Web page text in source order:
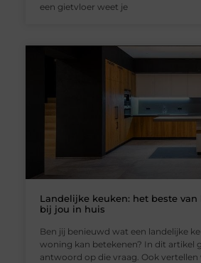
een gietvloer weet je
Landelijke keuken: het beste
bij jou in huis
Ben jij benieuwd wat een landelijke
woning kan betekenen? In dit artikel
antwoord op die vraag. Ook vertellen